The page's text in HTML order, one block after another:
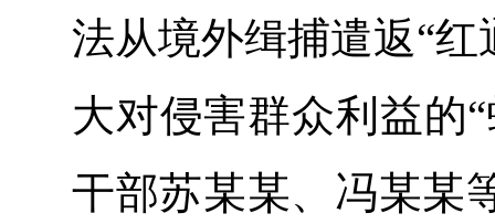
法从境外缉捕遣返“
大对侵害群众利益的
干部苏某某、冯某某